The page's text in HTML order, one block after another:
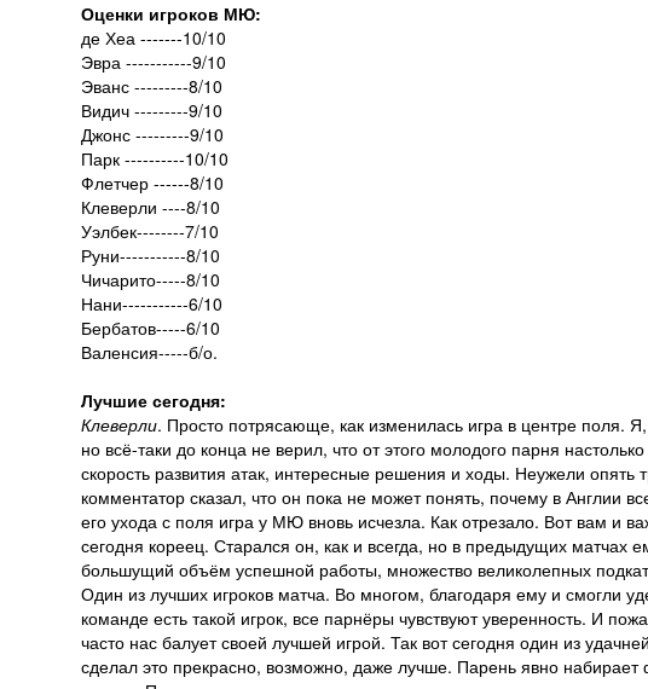
Оценки игроков МЮ:
де Хеа -------10/10
Эвра -----------9/10
Эванс ---------8/10
Видич ---------9/10
Джонс ---------9/10
Парк ----------10/10
Флетчер ------8/10
Клеверли ----8/10
Уэлбек--------7/10
Руни-----------8/10
Чичарито-----8/10
Нани-----------6/10
Бербатов-----6/10
Валенсия-----б/о.
Лучшие сегодня:
Клеверли. Просто потрясающе, как изменилась игра в центре поля.
но всё-таки до конца не верил, что от этого молодого парня
скорость развития атак, интересные решения и ходы. Неужели опять
комментатор сказал, что он пока не может понять, почему в Англии
его ухода с поля игра у МЮ вновь исчезла. Как отрезало. Вот вам и
сегодня кореец. Старался он, как и всегда, но в предыдущих матчах
большущий объём успешной работы, множество великолепных
Один из лучших игроков матча. Во многом, благодаря ему и смогли
команде есть такой игрок, все парнёры чувствуют уверенность. И
часто нас балует своей лучшей игрой. Так вот сегодня один из
сделал это прекрасно, возможно, даже лучше. Парень явно